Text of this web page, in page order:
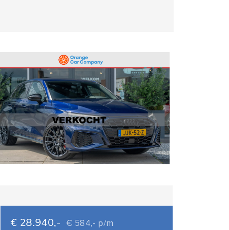
€ 28.940,- € 584,- p/m